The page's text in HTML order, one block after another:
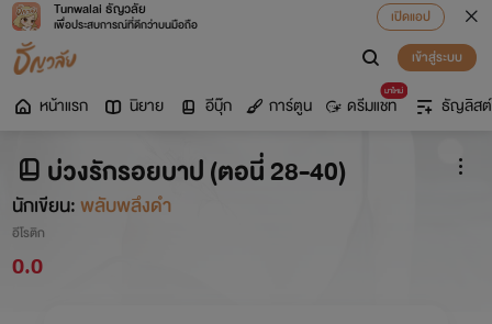
Tunwalai ธัญวลัย
เพื่อประสบการณ์ที่ดีกว่าบนมือถือ
เปิดแอป
เข้าสู่ระบบ
หน้าแรก นิยาย อีบุ๊ก การ์ตูน
มาใหม่
ดรีมแชท ธัญลิสต์
บ่วงรักรอยบาป (ตอนี่ 28-40)
นักเขียน:พลับพลึงดำ
อีโรติก
0.0